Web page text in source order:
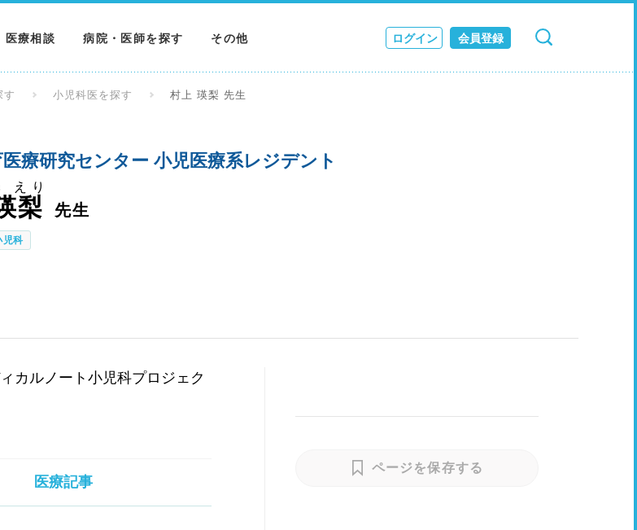
医療相談 病院・医師を探す その他 ログイン 会員登録
検索 キャンセル
す 小児科医を探す 村上 瑛梨 先生
医療研究センター 小児医療系レジデント
梨
えり
先生
児科
カルノート小児科プロジェク
医療記事
ページを保存する